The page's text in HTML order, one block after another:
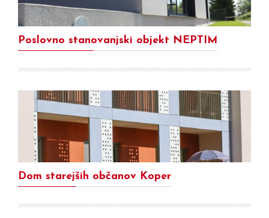
Poslovno stanovanjski objekt NEPTIM
Dom starejših občanov Koper